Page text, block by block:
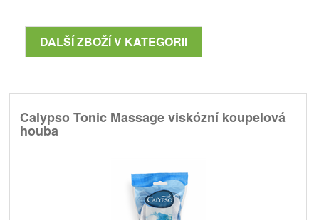
DALŠÍ ZBOŽÍ V KATEGORII
Calypso Tonic Massage viskózní koupelová
houba